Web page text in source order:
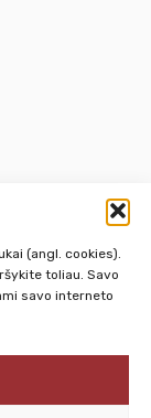
(angl. cookies).
toliau. Savo
savo interneto
10:00 - 18:00
NEDIRBAME